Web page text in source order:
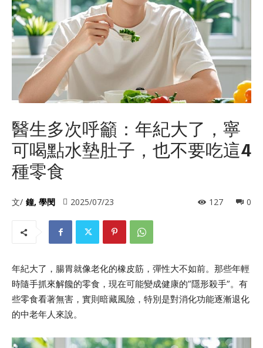
醫生多次呼籲：年紀大了，寧
可喝點水墊肚子，也不要吃這4
種零食
文/ 鐘, 學閔 2025/07/23 0
127
年紀大了，腸胃就像老化的橡皮筋，彈性大不如前。那些年輕
時隨手抓來解饞的零食，現在可能變成健康的”隱形殺手”。有
些零食看著無害，實則暗藏風險，特別是對消化功能逐漸退化
的中老年人來說。